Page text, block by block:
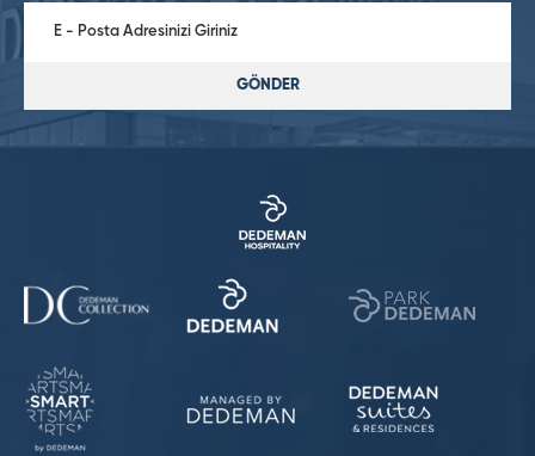
GÖNDER